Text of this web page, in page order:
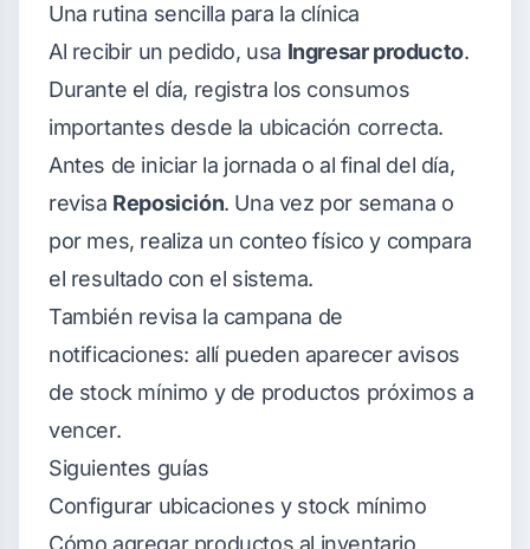
Una rutina sencilla para la clínica
Al recibir un pedido, usa Ingresar producto.
Durante el día, registra los consumos
importantes desde la ubicación correcta.
Antes de iniciar la jornada o al final del día,
revisa Reposición. Una vez por semana o
por mes, realiza un conteo físico y compara
el resultado con el sistema.
También revisa la campana de
notificaciones: allí pueden aparecer avisos
de stock mínimo y de productos próximos a
vencer.
Siguientes guías
Configurar ubicaciones y stock mínimo
Cómo agregar productos al inventario